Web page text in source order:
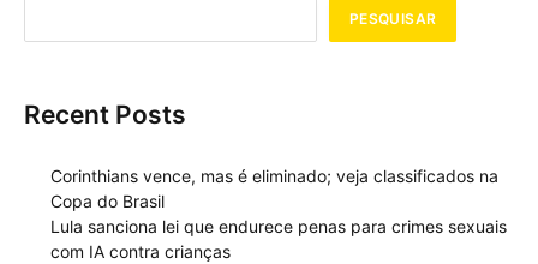
PESQUISAR
Recent Posts
Corinthians vence, mas é eliminado; veja classificados na
Copa do Brasil
Lula sanciona lei que endurece penas para crimes sexuais
com IA contra crianças